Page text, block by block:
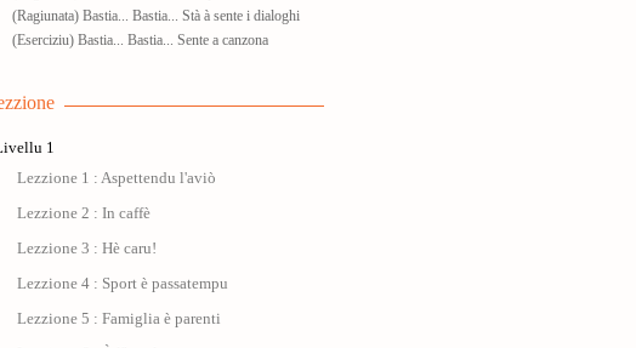
(Ragiunata) Bastia... Bastia... Stà à sente i dialoghi
(Eserciziu) Bastia... Bastia... Sente a canzona
1
Lezzione 1 : Aspettendu l'aviò
Lezzione 2 : In caffè
Lezzione 3 : Hè caru!
Lezzione 4 : Sport è passatempu
Lezzione 5 : Famiglia è parenti